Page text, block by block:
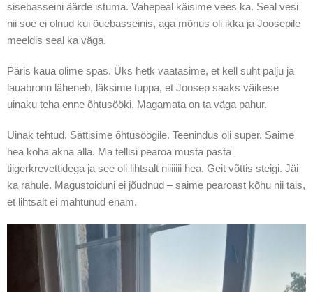
sisebasseini äärde istuma. Vahepeal käisime vees ka. Seal vesi
nii soe ei olnud kui õuebasseinis, aga mõnus oli ikka ja Joosepile
meeldis seal ka väga.
Päris kaua olime spas. Üks hetk vaatasime, et kell suht palju ja
lauabronn läheneb, läksime tuppa, et Joosep saaks väikese
uinaku teha enne õhtusööki. Magamata on ta väga pahur.
Uinak tehtud. Sättisime õhtusöögile. Teenindus oli super. Saime
hea koha akna alla. Ma tellisi pearoa musta pasta
tiigerkrevettidega ja see oli lihtsalt niiiiiii hea. Geit võttis steigi. Jäi
ka rahule. Magustoiduni ei jõudnud – saime pearoast kõhu nii täis,
et lihtsalt ei mahtunud enam.